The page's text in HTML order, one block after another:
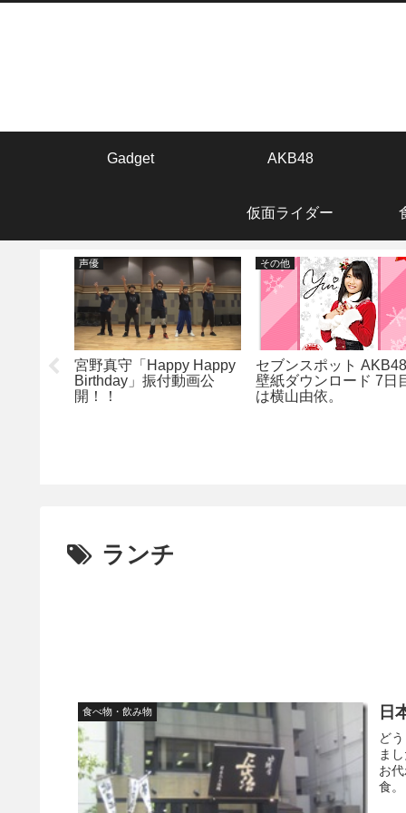
Gadget AKB48
仮面ライダー
声優
宮野真守「Happy Happy
Birthday」振付動画公
開！！
その他
セブンスポット
壁紙ダウンロード 7日
は横山由依。
ランチ
食べ物・飲み物 日
ど
ま
お
食